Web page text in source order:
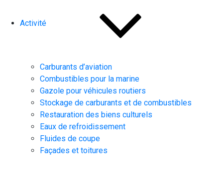
Activité
Carburants d’aviation
Combustibles pour la marine
Gazole pour véhicules routiers
Stockage de carburants et de combustibles
Restauration des biens culturels
Eaux de refroidissement
Fluides de coupe
Façades et toitures